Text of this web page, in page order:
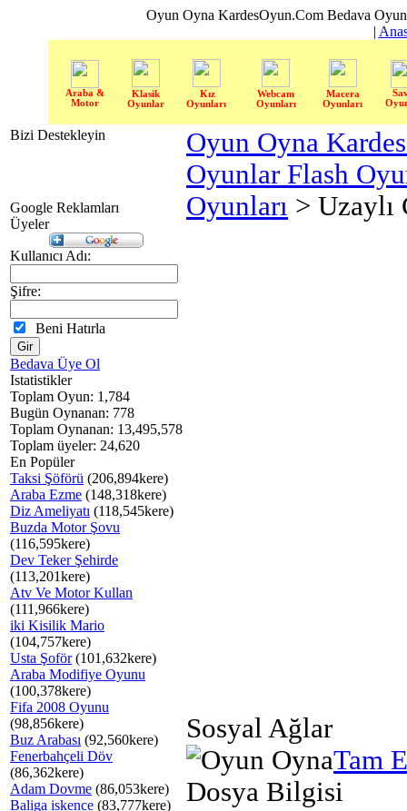
Oyun Oyna KardesOyun.Com Bedava
|
Araba &
Motor
Klasik
Oyunlar
Kız
Oyunları
Webcam
Oyunları
Macera
Oyunları
Bizi Destekleyin
Google Reklamları
Üyeler
Kullanıcı Adı:
Şifre:
Beni Hatırla
Bedava Üye Ol
Istatistikler
Toplam Oyun: 1,784
Bugün Oynanan: 778
Toplam Oynanan: 13,495,578
Toplam üyeler: 24,620
En Popüler
Taksi Şöförü (206,894kere)
Araba Ezme (148,318kere)
Diz Ameliyatı (118,545kere)
Buzda Motor Şovu
(116,595kere)
Dev Teker Şehirde
(113,201kere)
Atv Ve Motor Kullan
(111,966kere)
iki Kisilik Mario
(104,757kere)
Usta Şoför(101,632kere)
Araba Modifiye Oyunu
(100,378kere)
Fifa 2008 Oyunu
(98,856kere)
Buz Arabası (92,560kere)
Fenerbahçeli Döv
(86,362kere)
Adam Dovme (86,053kere)
Baliga iskence (83,777kere)
Oyun Oyna
Oyunlar Flash
Oyunları > Uzaylı
Sosyal Ağlar
Tam
Dosya Bilgisi